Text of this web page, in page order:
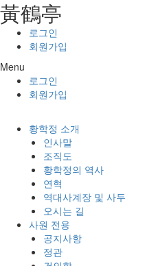
콘텐츠로
건너뛰기
⿈鶴亭
로그인
회원가입
Menu
로그인
회원가입
황학정 소개
인사말
조직도
황학정의 역사
연혁
역대사계장 및 사두
오시는 길
사원 전용
공지사항
정관